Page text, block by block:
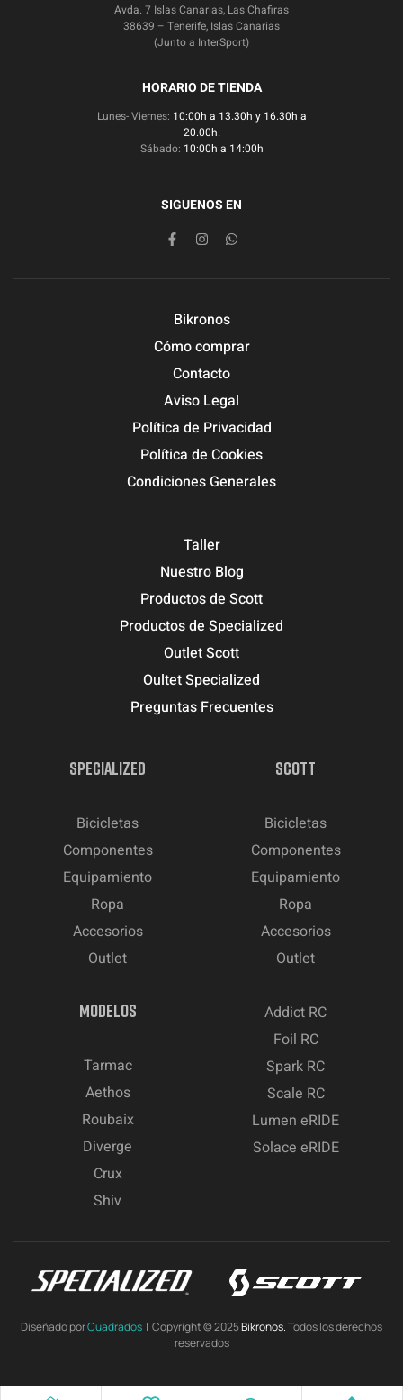
Avda. 7 Islas Canarias, Las Chafiras
38639 – Tenerife, Islas Canarias
(Junto a InterSport)
HORARIO DE TIENDA
Lunes- Viernes: 10:00h a 13.30h y 16.30h a
20.00h.
Sábado: 10:00h a 14:00h
SIGUENOS EN
Bikronos
Cómo comprar
Contacto
Aviso Legal
Política de Privacidad
Política de Cookies
Condiciones Generales
Taller
Nuestro Blog
Productos de Scott
Productos de Specialized
Outlet Scott
Oultet Specialized
Preguntas Frecuentes
SPECIALIZED
Bicicletas
Componentes
Equipamiento
Ropa
Accesorios
Outlet
SCOTT
Bicicletas
Componentes
Equipamiento
Ropa
Accesorios
Outlet
MODELOS
Tarmac
Aethos
Roubaix
Diverge
Crux
Shiv
Addict RC
Foil RC
Spark RC
Scale RC
Lumen eRIDE
Solace eRIDE
Diseñado porCuadrados | Copyright © 2025Bikronos.Todos los derechos
reservados